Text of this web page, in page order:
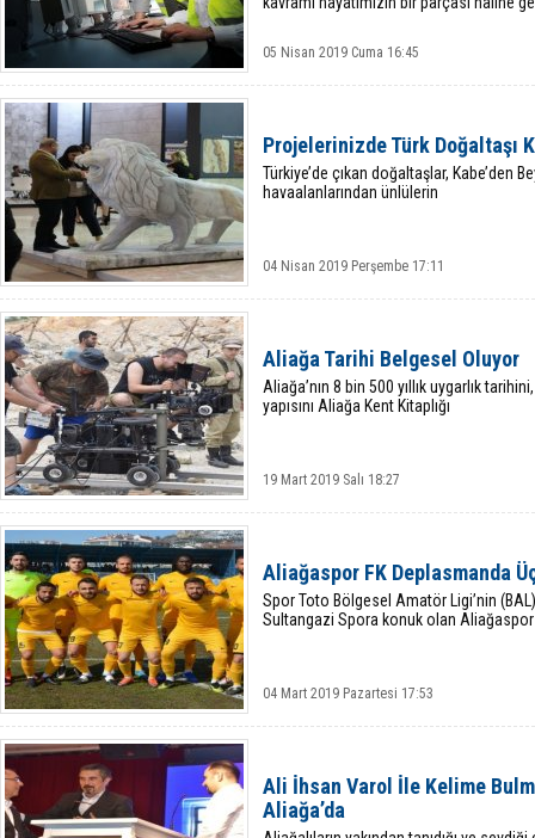
05 Nisan 2019 Cuma 16:45
Projelerinizde Türk Doğaltaşı
Türkiye’de çıkan doğaltaşlar, Kabe’den
havaalanlarından ünlülerin
04 Nisan 2019 Perşembe 17:11
Aliağa Tarihi Belgesel Oluyor
Aliağa’nın 8 bin 500 yıllık uygarlık
yapısını Aliağa Kent Kitaplığı
19 Mart 2019 Salı 18:27
Aliağaspor FK Deplasmanda
Spor Toto Bölgesel Amatör Ligi’nin
Sultangazi Spora konuk olan Aliağaspor
04 Mart 2019 Pazartesi 17:53
Ali İhsan Varol İle Kelime
Aliağa’da